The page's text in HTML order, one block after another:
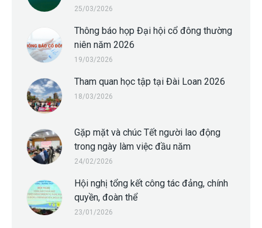
25/03/2026
Thông báo họp Đại hội cổ đông thường
niên năm 2026
19/03/2026
Tham quan học tập tại Đài Loan 2026
18/03/2026
Gặp mặt và chúc Tết người lao động
trong ngày làm việc đầu năm
24/02/2026
Hội nghị tổng kết công tác đảng, chính
quyền, đoàn thể
23/01/2026